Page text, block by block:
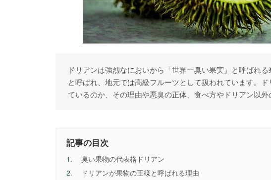
ドリアンは強烈なにおいから「世界一臭い果実」と呼ばれ
と呼ばれ、地元では高級フルーツとして扱われています。
ているのか、その理由や悪臭の正体、食べ方やドリアン以外
記事の目次
1.
臭い果物の代表格ドリアン
2.
ドリアンが果物の王様と呼ばれる理由